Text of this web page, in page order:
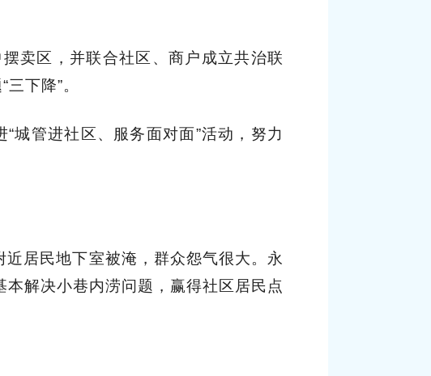
卖区，并联合社区、商户成立共治联
下降”。
城管进社区、服务面对面”活动，努力
居民地下室被淹，群众怨气很大。永
解决小巷内涝问题，赢得社区居民点